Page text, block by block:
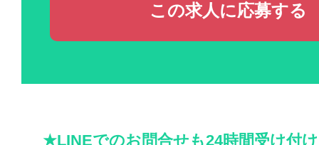
この求人に応募する
★LINEでのお問合せも24時間受け付